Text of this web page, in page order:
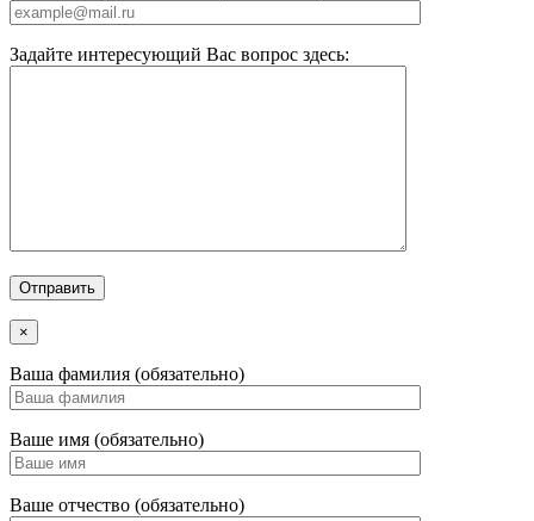
Задайте интересующий Вас вопрос здесь:
×
Ваша фамилия (обязательно)
Ваше имя (обязательно)
Ваше отчество (обязательно)